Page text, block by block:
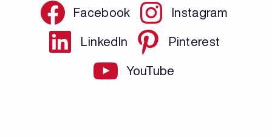
Facebook Instagram
LinkedIn Pinterest
YouTube